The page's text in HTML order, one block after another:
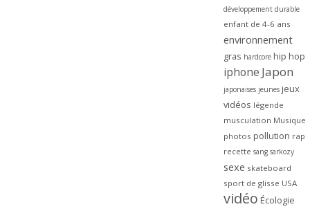
développement durable
enfant de 4-6 ans
environnement
gras hardcore hip hop
iphone Japon
japonaises jeunes jeux
vidéos légende
musculation Musique
photos pollution rap
recette sang sarkozy
sexe skateboard
sport de glisse USA
vidéo Écologie